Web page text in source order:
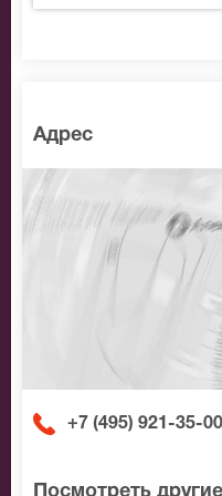
call-центр и мы
Адрес
+7 (495) 921-35-00
Посмотреть